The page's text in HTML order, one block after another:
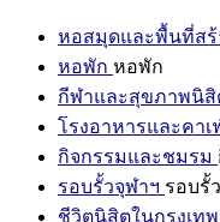
หอสมุดและพื้นที่สร้
หอพัก หอพัก
กีฬาและสุขภาพนิสิ
โรงอาหารและคาเ
กิจกรรมและชมรม
รอบรั้วจุฬาฯ รอบรั้
ชีวิตนิสิตในกรุงเท